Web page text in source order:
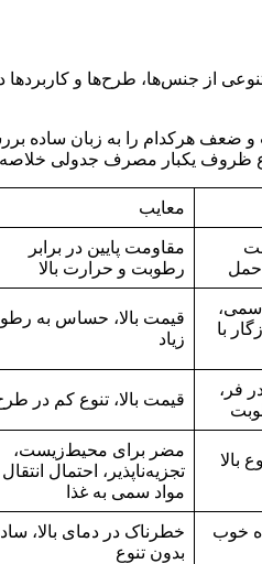
از جنس‌ها، طرح‌ها و
هرکدام را به زبان ساده
ظروف یکبار مصرف جدولی
معایب
حمل
مقاومت پایین در برابر
رطوبت و حرارت بالا
سمی،
با
قیمت بالا، حساس به
زیاد
فر،
قیمت بالا، تنوع کم در
بالا
مضر برای محیط‌زیست،
تجزیه‌ناپذیر، احتمال انتقال
مواد سمی به غذا
خوب
خطرناک در دمای بالا،
بدون تنوع